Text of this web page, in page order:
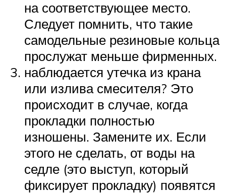
на соответствующее место.
Следует помнить, что такие
самодельные резиновые кольца
прослужат меньше фирменных.
наблюдается утечка из крана
или излива смесителя? Это
происходит в случае, когда
прокладки полностью
изношены. Замените их. Если
этого не сделать, от воды на
седле (это выступ, который
фиксирует прокладку) появятся